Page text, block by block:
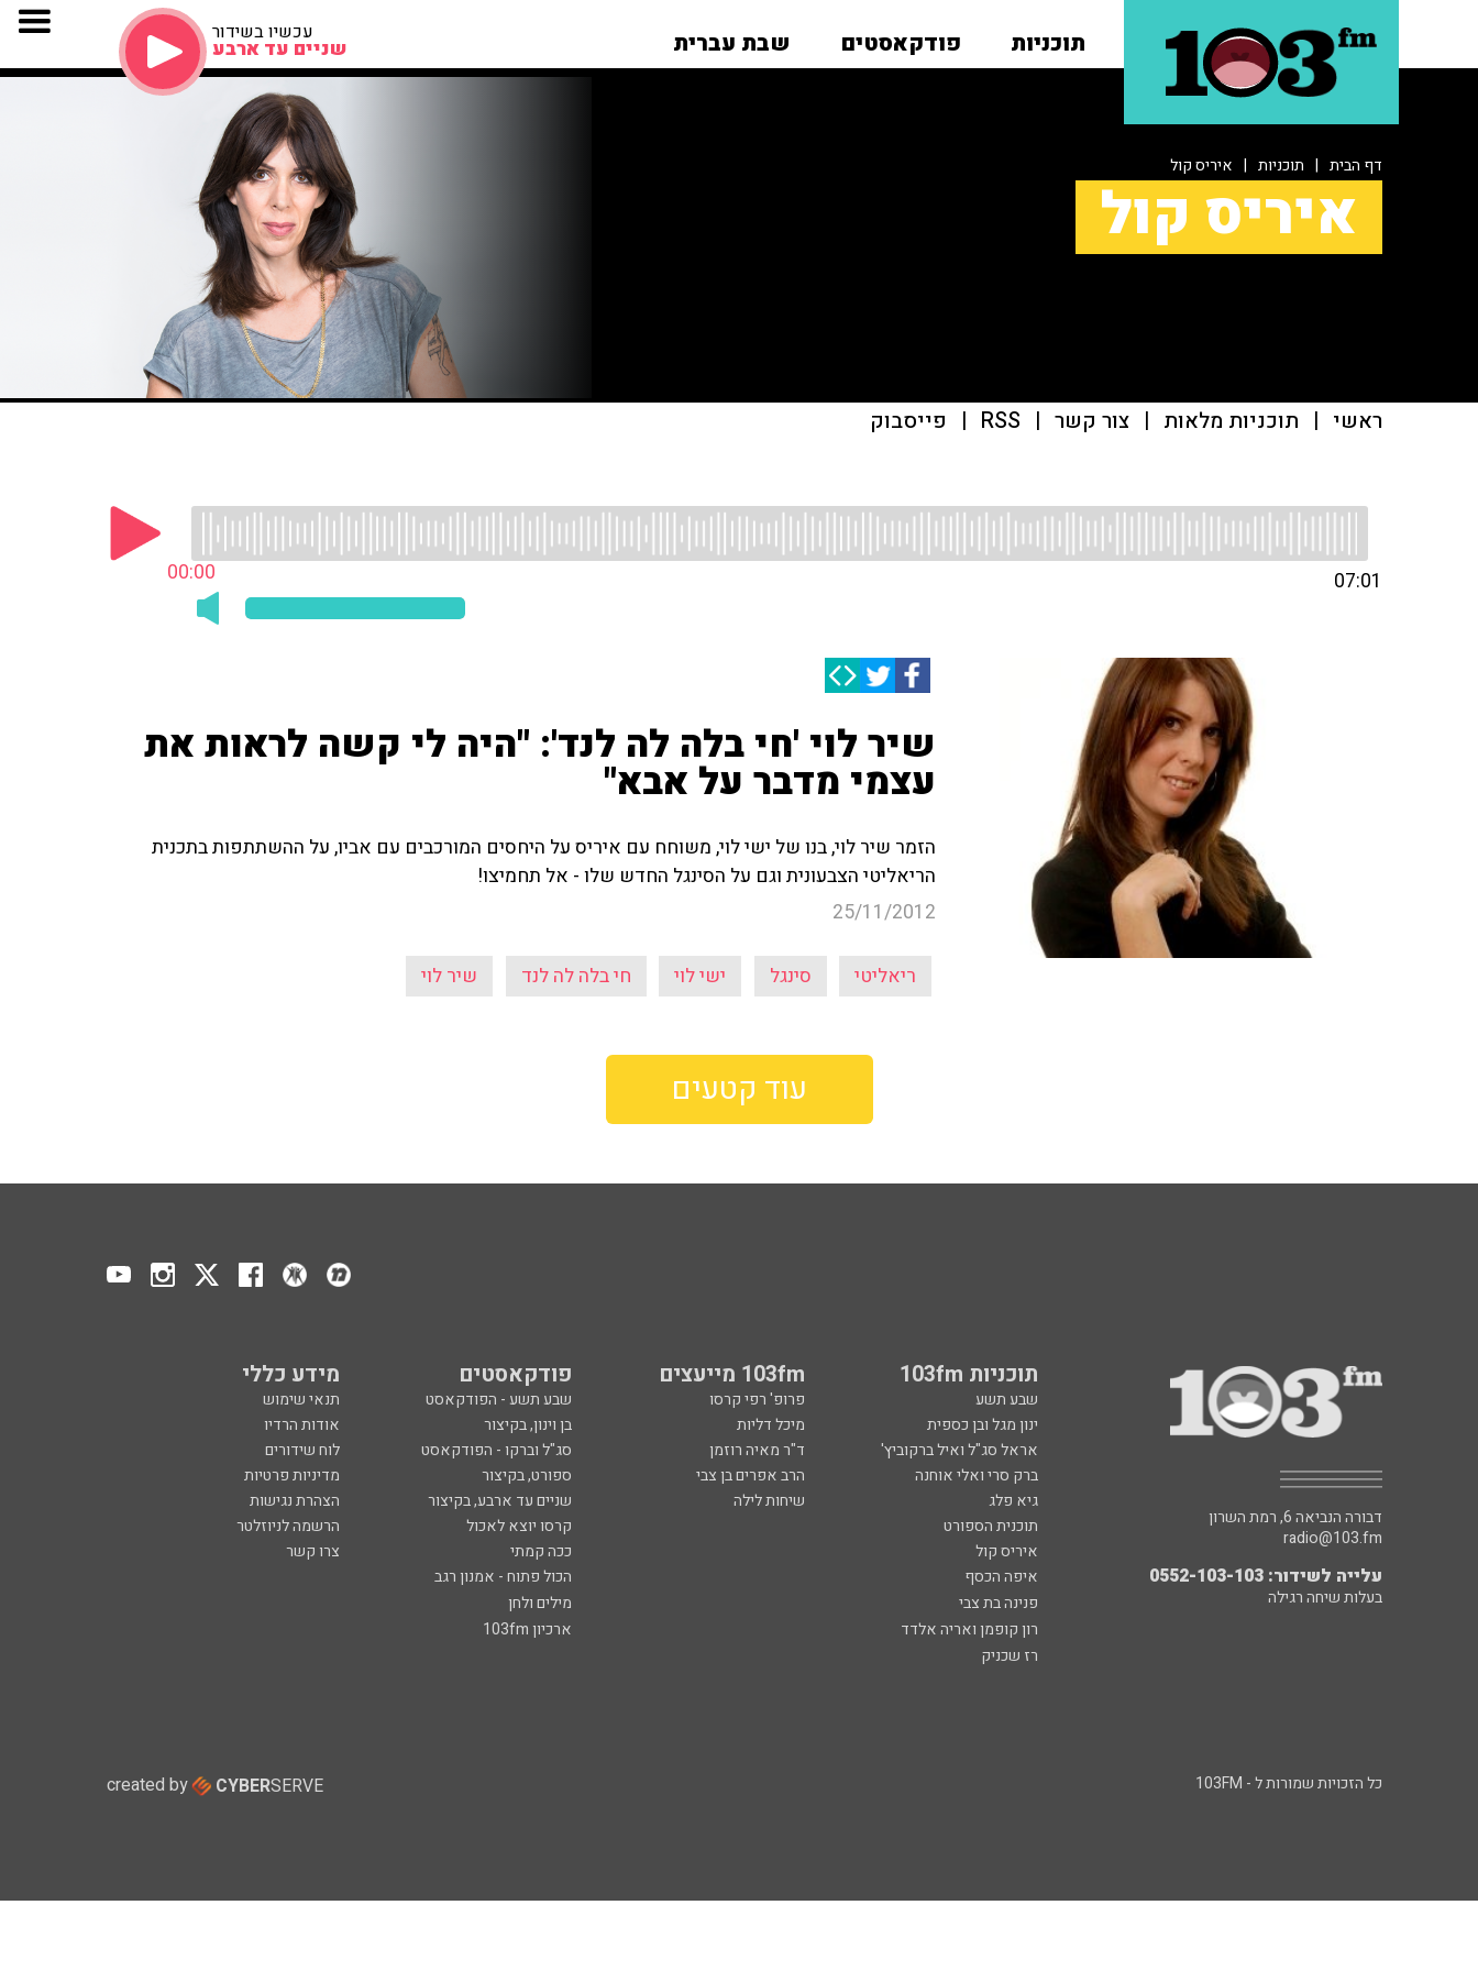
תוכניות פודקאסטים שבת עברית עכשיו בשידור
שניים עד ארבע
דף הבית | תוכניות | איריס קול
איריס קול
ראשי | תוכניות מלאות | צור קשר |
RSS
| פייסבוק
00:00 07:01
שיר לוי 'חי בלה לה לנד': "היה לי קשה לראות את
עצמי מדבר על אבא"
הזמר שיר לוי, בנו של ישי לוי, משוחח עם איריס על היחסים המורכבים עם אביו, על ההשתתפות בתכנית
הריאליטי הצבעונית וגם על הסינגל החדש שלו - אל תחמיצו!
25/11/2012
ריאליטי סינגל ישי לוי חי בלה לה לנד שיר לוי
עוד קטעים
תוכניות 103fm 103fm מייעצים פודקאסטים מידע כללי
שבע תשע פרופ' רפי קרסו שבע תשע - הפודקאסט
תנאי שימוש
ינון מגל ובן כספית
מיכל דליות בן וינון, בקיצור
אודות הרדיו
אראל סג"ל ואיל ברקוביץ'
ד"ר מאיה רוזמן סג"ל וברקו - הפודקאסט
לוח שידורים
ברק סרי ואלי אוחנה
הרב אפרים בן צבי ספורט, בקיצור
מדיניות פרטיות
גיא פלג
שיחות לילה שניים עד ארבע, בקיצור
הצהרת נגישות
תוכנית הספורט
קרסו יוצא לאכול
הרשמה לניוזלטר
איריס קול
ככה קמתי
צרו קשר
איפה הכסף
הכול פתוח - אמנון רגב
פנינה בת צבי
מילים ולחן
רון קופמן ואריה אלדד
ארכיון 103fm
רז שכניק
דבורה הנביאה 6, רמת השרון
radio@103.fm
עלייה לשידור: 0552-103-103
בעלות שיחה רגילה
כל הזכויות שמורות ל - 103FM created by CYBERSERVE